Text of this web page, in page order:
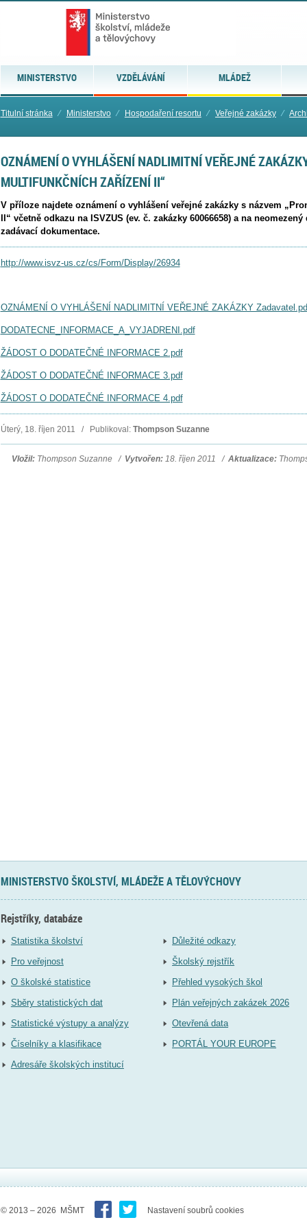
MINISTERSTVO VZDĚLÁVÁNÍ MLÁDEŽ
Titulní stránka ⁄ Ministerstvo ⁄ Hospodaření resortu ⁄ Veřejné zakázky ⁄
OZNÁMENÍ O VYHLÁŠENÍ NADLIMITNÍ VEŘEJNÉ
MULTIFUNKČNÍCH ZAŘÍZENÍ II“
V příloze najdete oznámení o vyhlášení veřejné zakázky s názvem
II“ včetně odkazu na ISVZUS (ev. č. zakázky 60066658) a na
zadávací dokumentace.
http://www.isvz-us.cz/cs/Form/Display/26934
OZNÁMENÍ O VYHLÁŠENÍ NADLIMITNÍ VEŘEJNÉ ZAKÁZKY
DODATECNE_INFORMACE_A_VYJADRENI.pdf
ŽÁDOST O DODATEČNÉ INFORMACE 2.pdf
ŽÁDOST O DODATEČNÉ INFORMACE 3.pdf
ŽÁDOST O DODATEČNÉ INFORMACE 4.pdf
Úterý, 18. říjen 2011 / Publikoval: Thompson Suzanne
Vložil:Thompson Suzanne / Vytvořen:18. říjen 2011 / Aktualizace:
MINISTERSTVO ŠKOLSTVÍ, MLÁDEŽE A TĚLOVÝCHOVY
Rejstříky, databáze
Statistika školství
Pro veřejnost
O školské statistice
Sběry statistických dat
Statistické výstupy a analýzy
Číselníky a klasifikace
Adresáře školských institucí
Důležité odkazy
Školský rejstřík
Přehled vysokých škol
Plán veřejných zakázek 2026
Otevřená data
PORTÁL YOUR EUROPE
© 2013 – 2026 MŠMT Nastavení soubrů cookies